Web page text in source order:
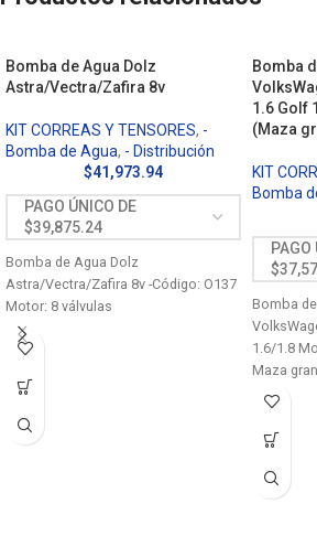
Bomba de Agua Dolz
Astra/Vectra/Zafira 8v
KIT CORREAS Y TENSORES, -
Bomba de Agua, - Distribución
$41,973.94
Bomba de Agua Dolz
Astra/Vectra/Zafira 8v -Código: O137
Motor: 8 válvulas
Bomba
1.6 Golf
(Maza
KIT
Bomba
Bomba
1.6/1.8
Maza